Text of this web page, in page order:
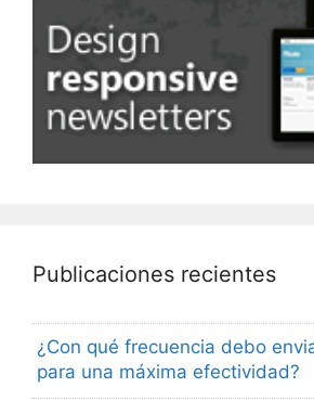
Publicaciones recientes
¿Con qué frecuencia debo
para una máxima efectividad?